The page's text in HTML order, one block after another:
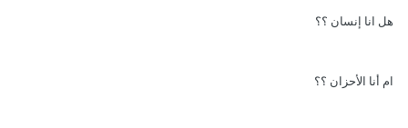
هل انا إنسان ؟؟
ام أنا الأحزان ؟؟